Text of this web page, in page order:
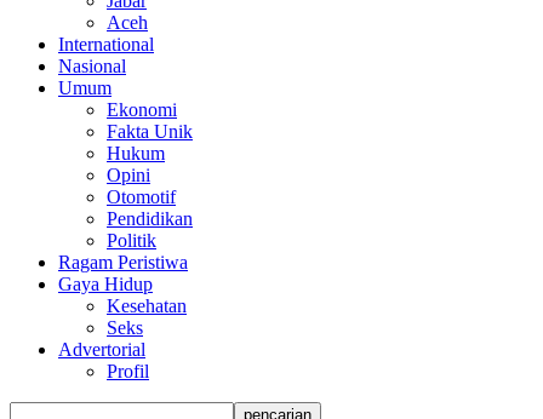
Aceh
International
Nasional
Umum
Ekonomi
Fakta Unik
Hukum
Opini
Otomotif
Pendidikan
Politik
Ragam Peristiwa
Gaya Hidup
Kesehatan
Seks
Advertorial
Profil